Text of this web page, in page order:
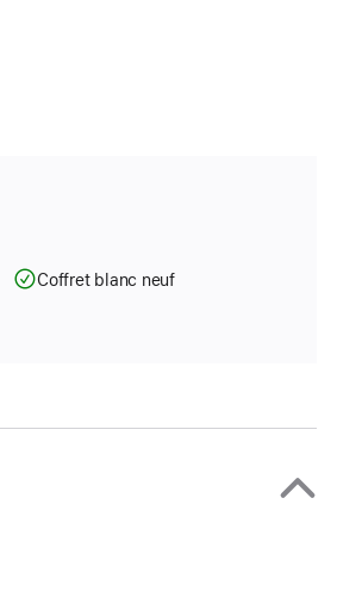
Coffret blanc neuf